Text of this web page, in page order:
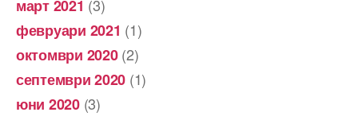
март 2021 (3)
февруари 2021 (1)
октомври 2020(2)
септември 2020 (1)
юни 2020(3)